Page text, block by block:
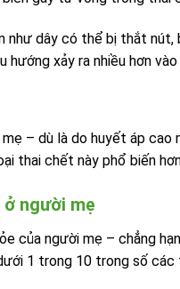
như dây có thể bị thắt
hướng xảy ra nhiều hơn
– dù là do huyết áp
thai chết này phổ biến
ở người mẹ
của người mẹ – chẳng
1 trong 10 trong số các